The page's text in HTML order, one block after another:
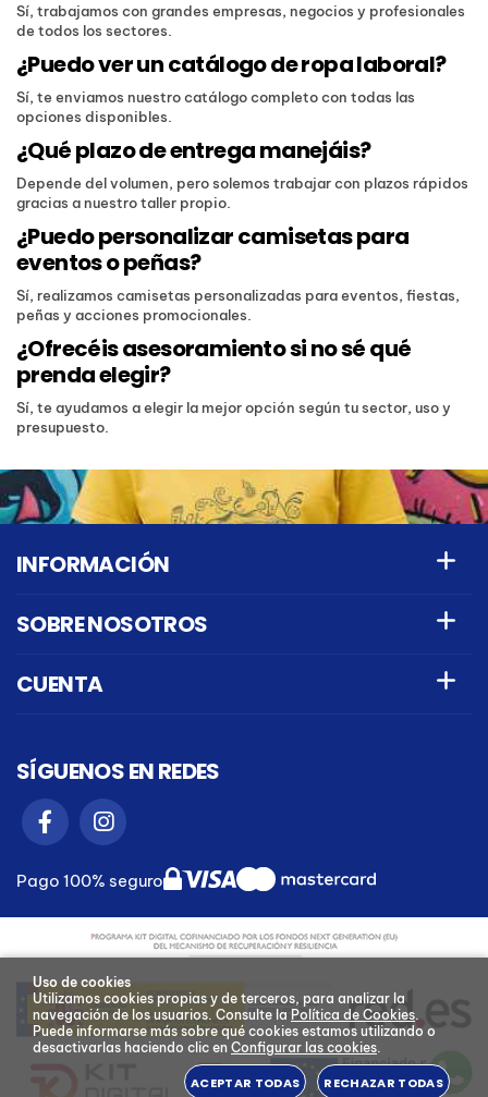
Sí, trabajamos con grandes empresas, negocios y profesionales
de todos los sectores.
¿Puedo ver un catálogo de ropa laboral?
Sí, te enviamos nuestro catálogo completo con todas las
opciones disponibles.
¿Qué plazo de entrega manejáis?
Depende del volumen, pero solemos trabajar con plazos rápidos
gracias a nuestro taller propio.
¿Puedo personalizar camisetas para
eventos o peñas?
Sí, realizamos camisetas personalizadas para eventos, fiestas,
peñas y acciones promocionales.
¿Ofrecéis asesoramiento si no sé qué
prenda elegir?
Sí, te ayudamos a elegir la mejor opción según tu sector, uso y
presupuesto.
INFORMACIÓN
SOBRE NOSOTROS
CUENTA
SÍGUENOS EN REDES
Pago 100% seguro
Uso de cookies
Utilizamos cookies propias y de terceros, para analizar la
navegación de los usuarios. Consulte la Política de Cookies.
Puede informarse más sobre qué cookies estamos utilizando o
desactivarlas haciendo clic en Configurar las cookies.
ACEPTAR TODAS RECHAZAR TODAS